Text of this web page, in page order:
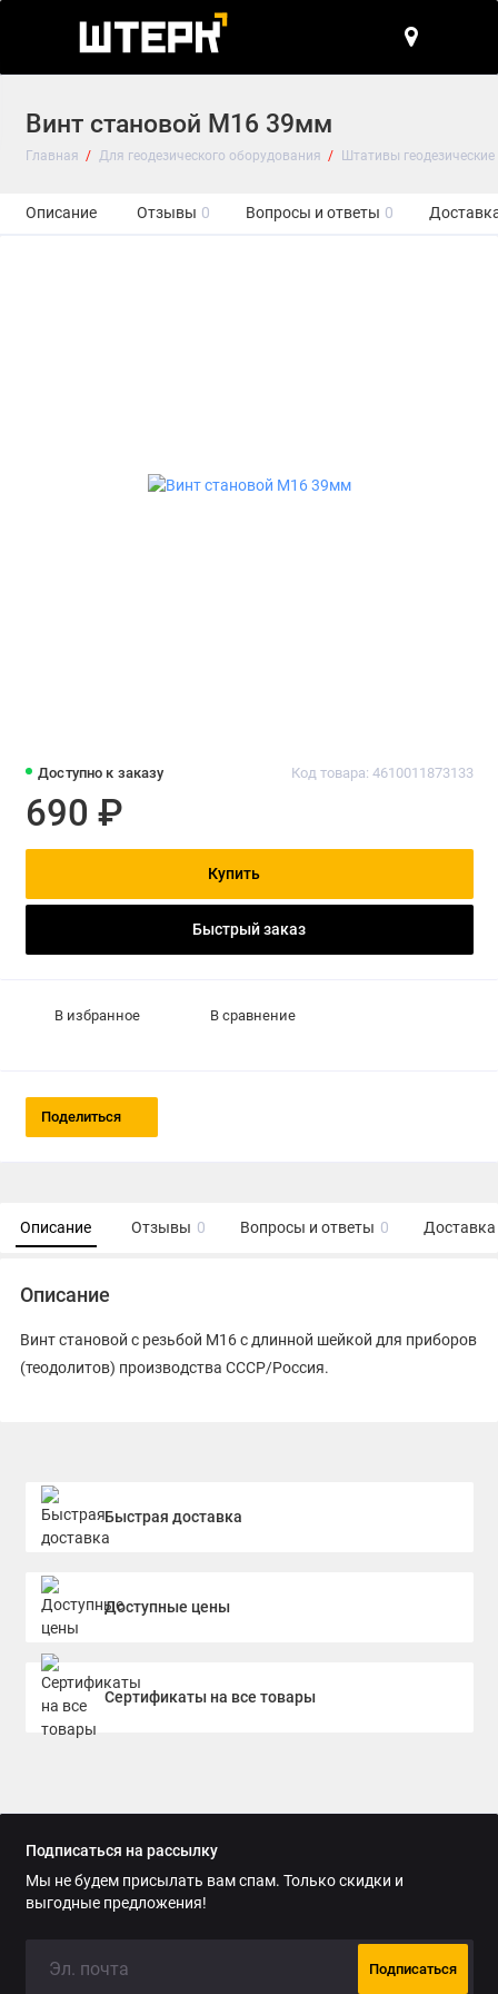
Винт становой M16 39мм
Главная Для геодезического оборудования Штативы геодезические
Описание Отзывы 0 Вопросы и ответы 0
Доступно к заказу Код товара: 4610011873133
690 ₽
Купить
Быстрый заказ
В избранное В сравнение
Поделиться
Описание Отзывы 0 Вопросы и ответы 0 Доставка
Описание
Винт становой с резьбой M16 с длинной шейкой для приборов
(теодолитов) производства СССР/Россия.
Быстрая доставка
Доступные цены
Сертификаты на все товары
Подписаться на рассылку
Мы не будем присылать вам спам. Только скидки и
выгодные предложения!
Подписаться